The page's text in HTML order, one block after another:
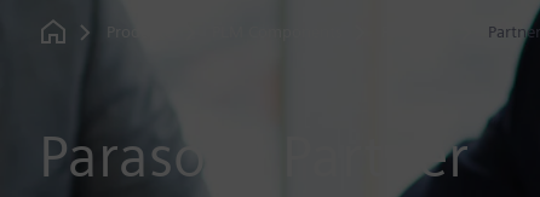
Home
Partner
Parasolid Partner